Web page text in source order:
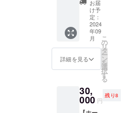
におけ
る注
意・禁
止事
項】 ・
会場周
いて近
隣住民
周囲の
迷惑に
なるよ
うな行
た映像
や写真
は商品
化やプ
ロモー
ション
用され
る可能
すので
予めご
了承下
Bloom
16.Pale
らは限
定100個
で制作
したbox
型で
す。 ラ
場でし
か本来
購入で
100%・
色：ホ
ワイ
ト、文
字はネ
イビー)
ジナル
オレン
ル(画像
参照・
サイ
ズ：
しいで
す！
ただき
ます。
注意事
項： ・
お客様
都合の
体調不
良等に
しかね
ます。
・ご飯
エスト
にお答
えして
個別に
リクエ
ストソ
ング(カ
ジナル)
にお答
えし、
容：
①2024
年9月16
日(月・
祝)バー
スデー
ライブ
終了後
にツー
トをお
客様の
携帯電
お届
け予
定：
2024
年09
月
詳細を見る
こ
の
リ
タ
ー
ン
を
選
択
す
る
30,
000 円
残り8